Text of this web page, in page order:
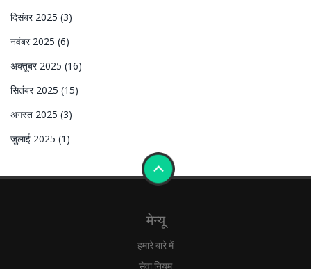
दिसंबर 2025 (3)
नवंबर 2025 (6)
अक्तूबर 2025 (16)
सितंबर 2025 (15)
अगस्त 2025 (3)
जुलाई 2025 (1)
मेन्यू
हमारे बारे में
सेवा नियम